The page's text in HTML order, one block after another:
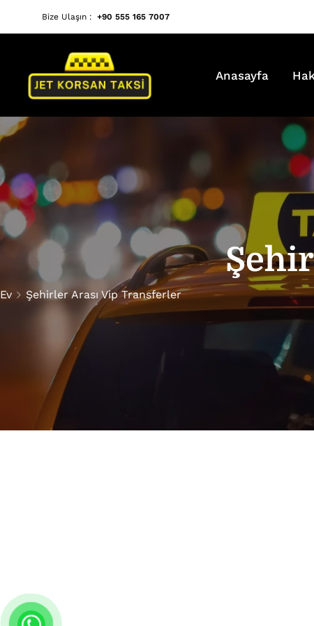
Bize Ulaşın : +90 555 165 7007
Anasayfa
Ev Şehirler Arası Vip Transferler